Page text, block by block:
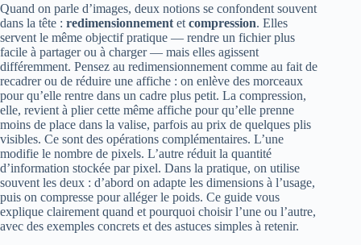
Quand on parle d’images, deux notions se confondent souvent
dans la tête : redimensionnement et compression. Elles
servent le même objectif pratique — rendre un fichier plus
facile à partager ou à charger — mais elles agissent
différemment. Pensez au redimensionnement comme au fait de
recadrer ou de réduire une affiche : on enlève des morceaux
pour qu’elle rentre dans un cadre plus petit. La compression,
elle, revient à plier cette même affiche pour qu’elle prenne
moins de place dans la valise, parfois au prix de quelques plis
visibles. Ce sont des opérations complémentaires. L’une
modifie le nombre de pixels. L’autre réduit la quantité
d’information stockée par pixel. Dans la pratique, on utilise
souvent les deux : d’abord on adapte les dimensions à l’usage,
puis on compresse pour alléger le poids. Ce guide vous
explique clairement quand et pourquoi choisir l’une ou l’autre,
avec des exemples concrets et des astuces simples à retenir.